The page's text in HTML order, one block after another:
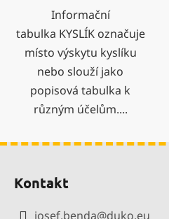
Informační
tabulka KYSLÍK označuje
místo výskytu kyslíku
nebo slouží jako
popisová tabulka k
různým účelům....
Kontakt
josef.benda@duko.eu